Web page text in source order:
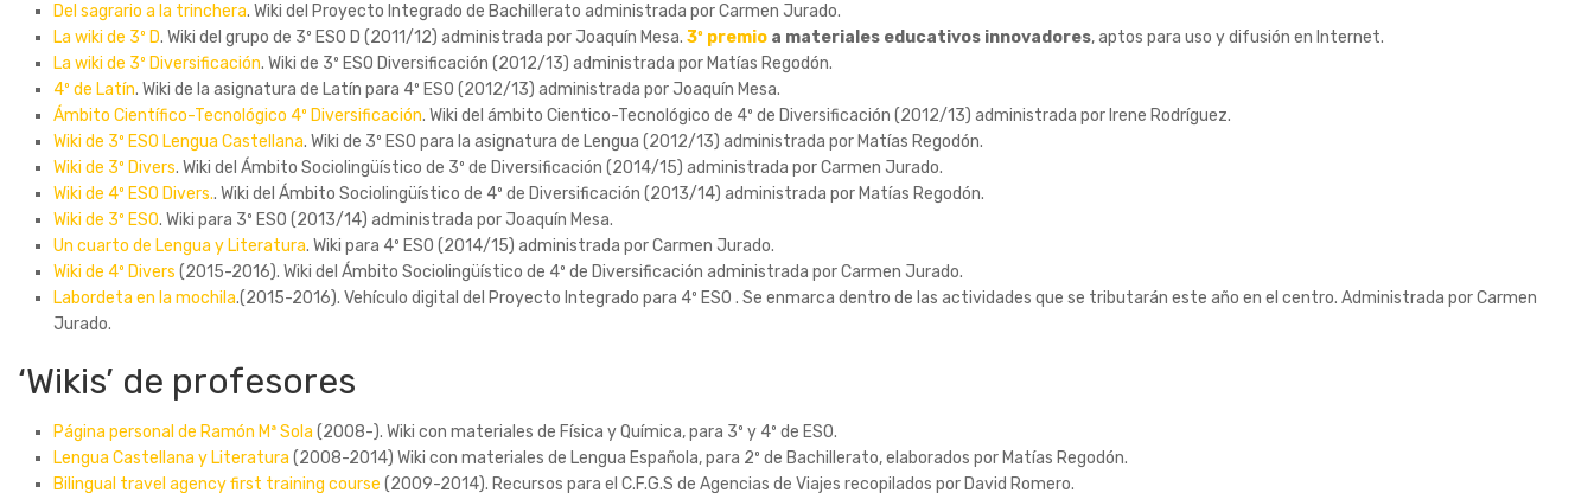
Del sagrario a la trinchera. Wiki del Proyecto Integrado de Bachillerato administrada por Carmen Jurado.
La wiki de 3º D. Wiki del grupo de 3º ESO D (2011/12) administrada por Joaquín Mesa. 3º premio a materiales educativos innovadores, aptos para uso y difusión en Internet.
La wiki de 3º Diversificación. Wiki de 3º ESO Diversificación (2012/13) administrada por Matías Regodón.
4º de Latín. Wiki de la asignatura de Latín para 4º ESO (2012/13) administrada por Joaquín Mesa.
Ámbito Científico-Tecnológico 4º Diversificación. Wiki del ámbito Cientico-Tecnológico de 4º de Diversificación (2012/13) administrada por Irene Rodríguez.
Wiki de 3º ESO Lengua Castellana. Wiki de 3º ESO para la asignatura de Lengua (2012/13) administrada por Matías Regodón.
Wiki de 3º Divers. Wiki del Ámbito Sociolingüístico de 3º de Diversificación (2014/15) administrada por Carmen Jurado.
Wiki de 4º ESO Divers.. Wiki del Ámbito Sociolingüístico de 4º de Diversificación (2013/14) administrada por Matías Regodón.
Wiki de 3º ESO. Wiki para 3º ESO (2013/14) administrada por Joaquín Mesa.
Un cuarto de Lengua y Literatura. Wiki para 4º ESO (2014/15) administrada por Carmen Jurado.
Wiki de 4º Divers (2015-2016). Wiki del Ámbito Sociolingüístico de 4º de Diversificación administrada por Carmen Jurado.
Labordeta en la mochila.(2015-2016). Vehículo digital del Proyecto Integrado para 4º ESO . Se enmarca dentro de las actividades que se tributarán este año en el centro. Administrada por Carmen
Jurado.
‘Wikis’ de profesores
Página personal de Ramón Mª Sola (2008-). Wiki con materiales de Física y Química, para 3º y 4º de ESO.
Lengua Castellana y Literatura (2008-2014) Wiki con materiales de Lengua Española, para 2º de Bachillerato, elaborados por Matías Regodón.
Bilingual travel agency first training course (2009-2014). Recursos para el C.F.G.S de Agencias de Viajes recopilados por David Romero.